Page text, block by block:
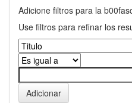
Adicione filtros para la
Use filtros para refinar los